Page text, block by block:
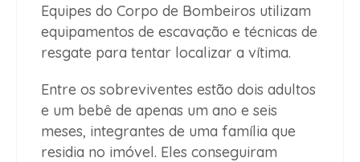
Equipes do Corpo de Bombeiros utilizam
equipamentos de escavação e técnicas de
resgate para tentar localizar a vítima.
Entre os sobreviventes estão dois adultos
e um bebê de apenas um ano e seis
meses, integrantes de uma família que
residia no imóvel. Eles conseguiram